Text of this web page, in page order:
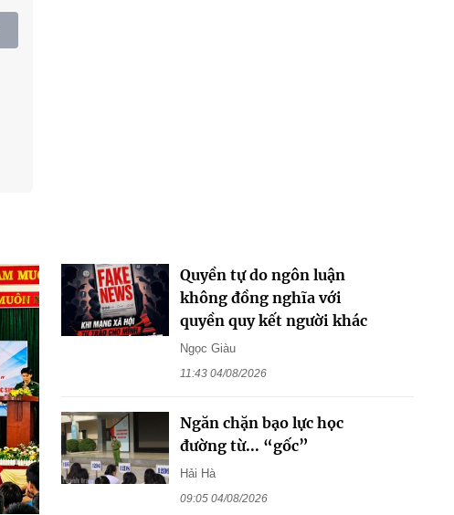
Quyền tự do ngôn luận
không đồng nghĩa với
quyền quy kết người khác
Ngọc Giàu
11:43 04/08/2026
Ngăn chặn bạo lực học
đường từ... “gốc”
Hải Hà
09:05 04/08/2026